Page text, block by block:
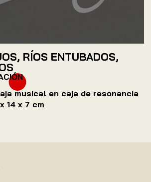
RÍOS ENTUBADOS,
musical en caja de resonancia
14 x 7 cm